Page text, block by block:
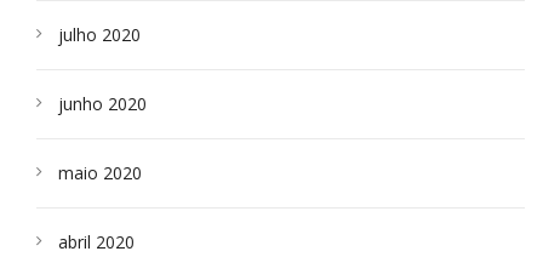
julho 2020
junho 2020
maio 2020
abril 2020